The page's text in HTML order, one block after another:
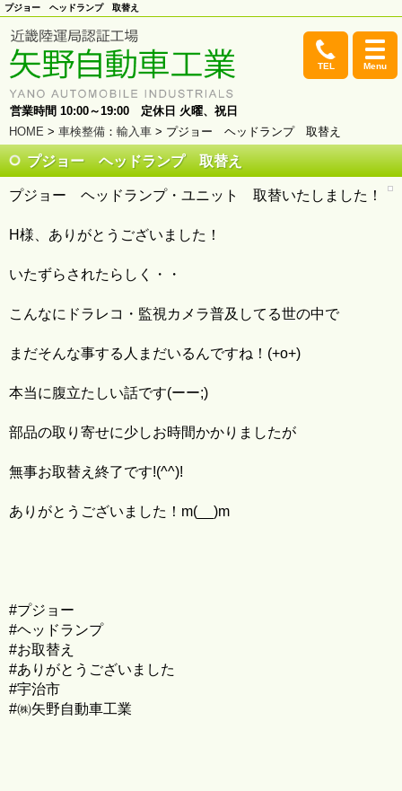
プジョー ヘッドランプ 取替え
TEL Menu
営業時間 10:00～19:00 定休日 火曜、祝日
HOME > 車検整備 ： 輸入車 > プジョー ヘッドランプ 取替え
プジョー ヘッドランプ 取替え
プジョー ヘッドランプ・ユニット 取替いたしました！
H様、ありがとうございました！
いたずらされたらしく・・
こんなにドラレコ・監視カメラ普及してる世の中で
まだそんな事する人まだいるんですね！(+o+)
本当に腹立たしい話です(ーー;)
部品の取り寄せに少しお時間かかりましたが
無事お取替え終了です!(^^)!
ありがとうございました！m(__)m
#プジョー
#ヘッドランプ
#お取替え
#ありがとうございました
#宇治市
#㈱矢野自動車工業